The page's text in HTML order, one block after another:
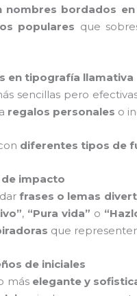
nombres bordados en
populares que
en tipografía llamativa
sencillas pero
regalos personales o
diferentes tipos de
impacto
frases o lemas
, “Pura vida” o
que
de iniciales
más elegante y